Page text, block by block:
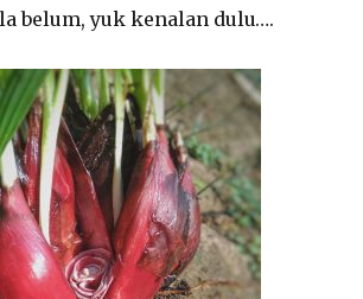
belum, yuk kenalan dulu….